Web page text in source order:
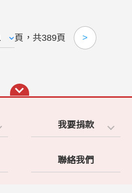
頁，共389頁 >
我要捐款
聯絡我們